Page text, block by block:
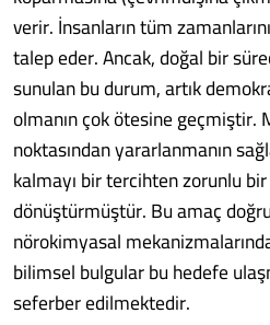
verir. İnsanların tüm
talep eder. Ancak, doğal bir
sunulan bu durum, artık
olmanın çok ötesine geçmiştir.
noktasından yararlanmanın
kalmayı bir tercihten zorunlu bir
dönüştürmüştür. Bu amaç
nörokimyasal
bilimsel bulgular bu hedefe
seferber edilmektedir.